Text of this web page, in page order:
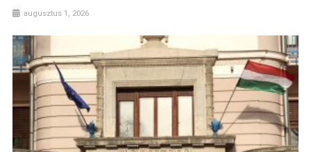
augusztus 1, 2026